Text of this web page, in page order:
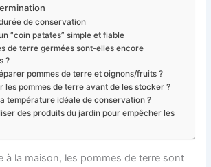
de conservation
“coin patates” simple et fiable
de terre germées sont-elles encore
?
pommes de terre et oignons/fruits ?
les pommes de terre avant de les stocker ?
température idéale de conservation ?
des produits du jardin pour empêcher les
à la maison, les pommes de terre sont